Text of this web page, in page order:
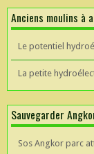
Anciens moulins à
Le potentiel
La petite
Sauvegarder
Sos Angkor parc